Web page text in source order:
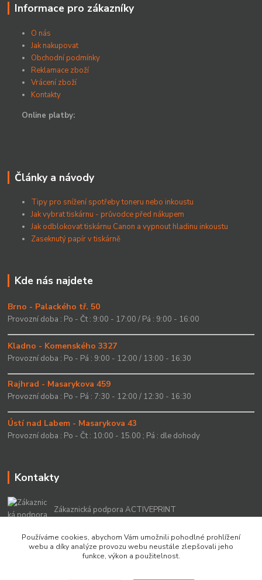
Informace pro zákazníky
O nás
Jak nakupovat
Obchodní podmínky
Reklamace zboží
Vrácení zboží
Kontakty
Online platby:
Články a návody
Tipy pro snížení spotřeby toneru nebo inkoustu
Jak vybrat tiskárnu - průvodce před nákupem
Jak odblokovat tiskárnu Canon a vypnout hladinu inkoustu
Zaseknutý papír v tiskárně
Kde nás najdete
Brno - Palackého tř. 50
Provozní doba : Po - Čt : 9:00 - 17:00 / Pá : 9:00 - 16:00
Kladno - Komenského 3327
Provozní doba : Po - Pá : 9:00 - 12:00 / 13:00 - 16:30
Rajhrad - Masarykova 459
Provozní doba : Po - Pá : 7:30 - 12:00 / 12:30 - 16:30
Ústí nad Labem - Masarykova 43
Provozní doba : Po - Čt : 10:00 - 15.00 ; Pá : dle dohody
Kontakty
Zákaznická podpora ACTIVEPRINT
+420 549 213 756
info@activeprint.cz
Používáme cookies, abychom Vám umožnili pohodlné prohlížení
webu a díky analýze provozu webu neustále zlepšovali jeho
funkce, výkon a použitelnost.